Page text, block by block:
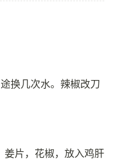
换几次水。辣椒改刀
姜片，花椒，放入鸡肝